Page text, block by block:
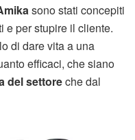
sono stati concepiti
e per stupire il cliente.
di dare vita a una
efficaci, che siano
del settoreche dal